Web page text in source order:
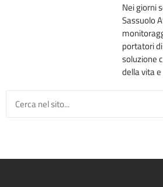
Nei giorni
Sassuolo
portatori
soluzione
della vita